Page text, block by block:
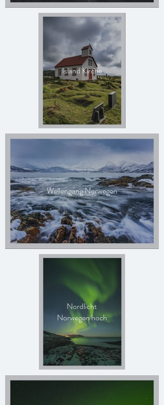
Island Kirche
Wellengang Norwegen
Nordlicht
Norwegen hoch